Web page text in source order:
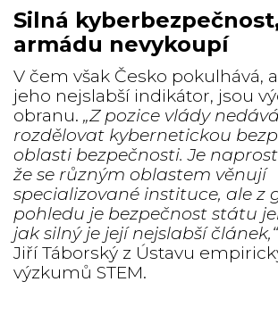
Silná
armádu nevykoupí
V čem však Česko pokulhává,
jeho nejslabší indikátor, jsou
obranu.„Z pozice vlády
rozdělovat kybernetickou
oblasti bezpečnosti. Je
že se různým oblastem věnují
specializované instituce, ale z
pohledu je bezpečnost státu
jak silný je její nejslabší článek,“
Jiří Táborský z Ústavu
výzkumů STEM.